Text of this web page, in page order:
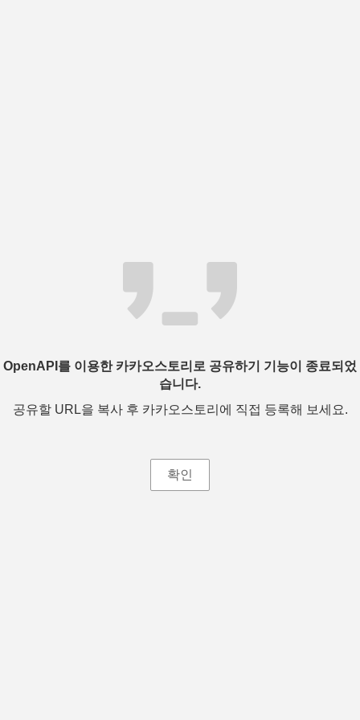
OpenAPI를 이용한 카카오스토리로 공유하기 기능이 종료되었
습니다.
공유할 URL을 복사 후 카카오스토리에 직접 등록해 보세요.
확인